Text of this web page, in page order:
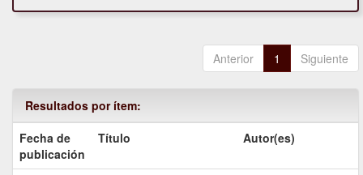
Anterior 1 Siguiente
Resultados por ítem:
Fecha de
publicación
Título Autor(es)